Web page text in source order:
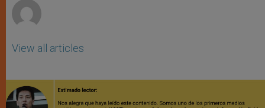
View all articles